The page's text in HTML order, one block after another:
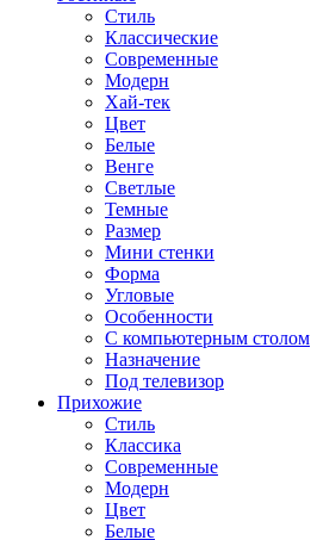
Стиль
Классические
Современные
Модерн
Хай-тек
Цвет
Белые
Венге
Светлые
Темные
Размер
Мини стенки
Форма
Угловые
Особенности
С компьютерным столом
Назначение
Под телевизор
Прихожие
Стиль
Классика
Современные
Модерн
Цвет
Белые